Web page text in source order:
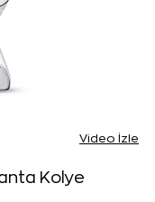
Video İzle
Kolye